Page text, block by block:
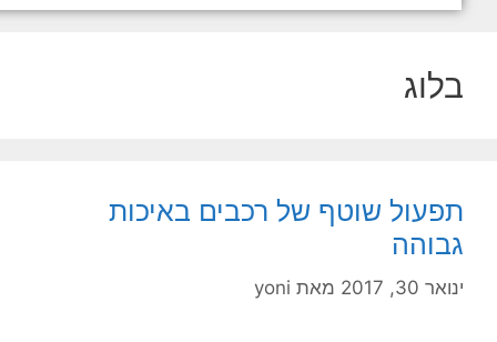
בלוג
תפעול שוטף של רכבים באיכות
גבוהה
ינואר 30, 2017 מאתyoni